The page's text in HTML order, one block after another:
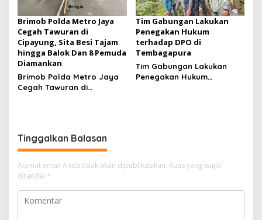
Brimob Polda Metro Jaya
Cegah Tawuran di
Cipayung, Sita Besi Tajam
hingga Balok Dan 8 Pemuda
Diamankan
Brimob Polda Metro Jaya
Cegah Tawuran di
Tim Gabungan Lakukan
Penegakan Hukum
terhadap DPO di
Tembagapura
Tim Gabungan Lakukan
Penegakan Hukum
Tinggalkan Balasan
Alamat email Anda tidak akan dipublikasikan. Ruas yang wajib
ditandai *